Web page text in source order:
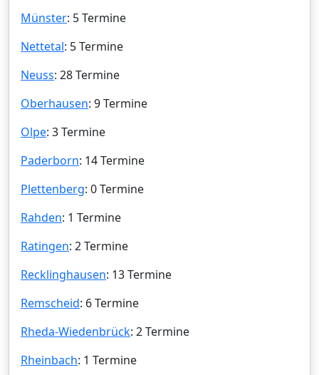
Münster: 5 Termine
Nettetal: 5 Termine
Neuss: 28 Termine
Oberhausen: 9 Termine
Olpe: 3 Termine
Paderborn: 14 Termine
Plettenberg: 0 Termine
Rahden: 1 Termine
Ratingen: 2 Termine
Recklinghausen: 13 Termine
Remscheid: 6 Termine
Rheda-Wiedenbrück: 2 Termine
Rheinbach: 1 Termine